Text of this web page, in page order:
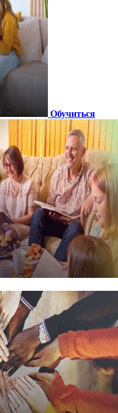
Обучиться